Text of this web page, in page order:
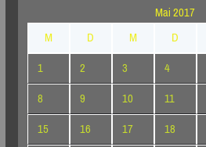
Mai 2017
M
D M D
1
2 3 4
8
9 10 11
15
16 17 18